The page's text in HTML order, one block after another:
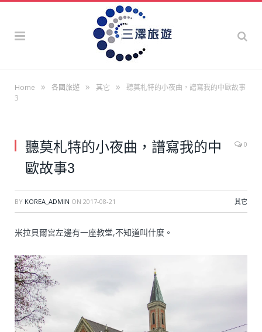
Home » 各國旅遊 » 其它 »
聽莫札特的小夜曲，譜寫我的中歐故事
3
聽莫札特的小夜曲，譜寫我的中
歐故事3
0
BY KOREA_ADMIN ON 2017-08-21 其它
米拉貝爾宮左邊有一座教堂,不知道叫什麼。